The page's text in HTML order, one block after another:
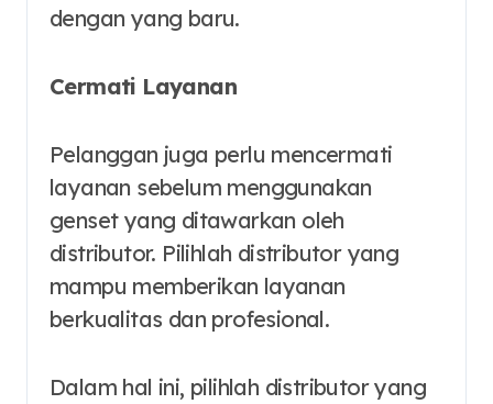
dengan yang baru.
Cermati Layanan
Pelanggan juga perlu mencermati
layanan sebelum menggunakan
genset yang ditawarkan oleh
distributor. Pilihlah distributor yang
mampu memberikan layanan
berkualitas dan profesional.
Dalam hal ini, pilihlah distributor yang